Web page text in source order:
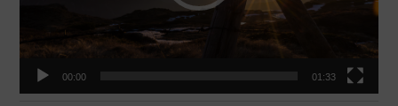
00:00 01:33